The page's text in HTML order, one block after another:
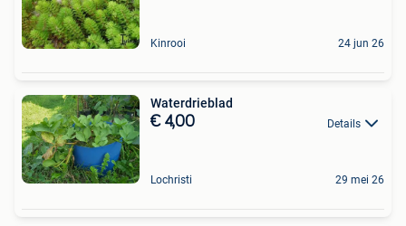
Kinrooi 24 jun 26
Waterdrieblad
€ 4,00 Details
Lochristi 29 mei 26